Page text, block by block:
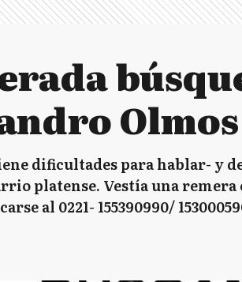
Olmos
dificultades para hablar- y
platense. Vestía una remera
al 0221- 155390990/